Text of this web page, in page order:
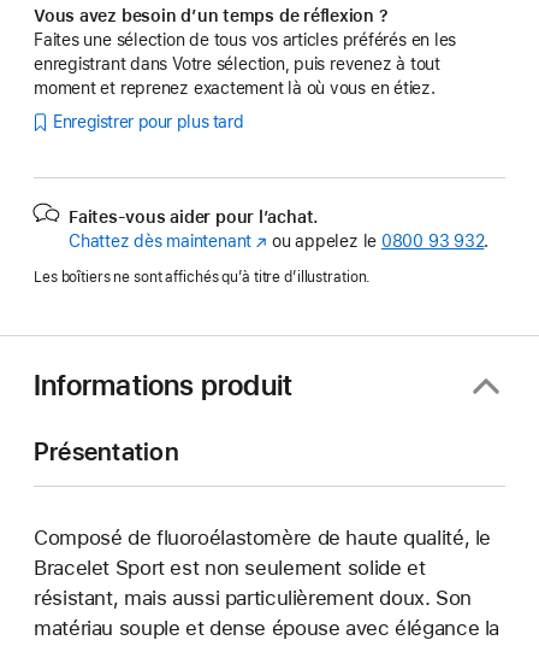
Vous avez besoin d’un temps de réflexion ?
Faites une sélection de tous vos articles préférés en les
enregistrant dans Votre sélection, puis revenez à tout
moment et reprenez exactement là où vous en étiez.
Enregistrer pour plus tard
Faites-vous aider pour l’achat.
Chattez dès maintenant (s’ouvre
une
fenêtre)
ou appelez le 0800 93 932.
Les boîtiers ne sont affichés qu’à titre d’illustration.
Informations produit
Présentation
Composé de fluoroélastomère de haute qualité, le
Bracelet Sport est non seulement solide et
résistant, mais aussi particulièrement doux. Son
matériau souple et dense épouse avec élégance la